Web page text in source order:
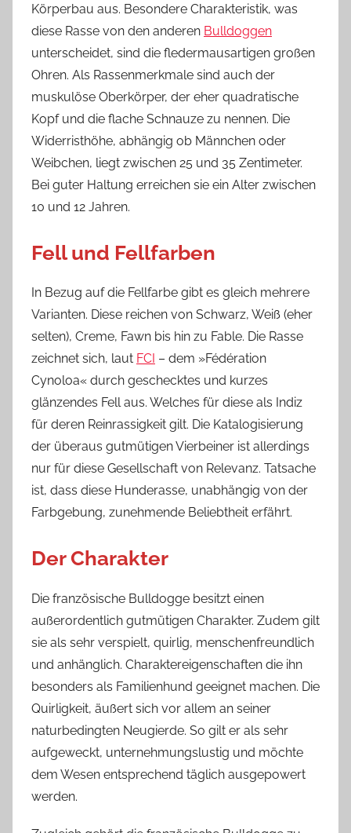
Körperbau aus. Besondere Charakteristik, was
diese Rasse von den anderen Bulldoggen
unterscheidet, sind die fledermausartigen großen
Ohren. Als Rassenmerkmale sind auch der
muskulöse Oberkörper, der eher quadratische
Kopf und die flache Schnauze zu nennen. Die
Widerristhöhe, abhängig ob Männchen oder
Weibchen, liegt zwischen 25 und 35 Zentimeter.
Bei guter Haltung erreichen sie ein Alter zwischen
10 und 12 Jahren.
Fell und Fellfarben
In Bezug auf die Fellfarbe gibt es gleich mehrere
Varianten. Diese reichen von Schwarz, Weiß (eher
selten), Creme, Fawn bis hin zu Fable. Die Rasse
zeichnet sich, laut FCI – dem »Fédération
Cynoloa« durch geschecktes und kurzes
glänzendes Fell aus. Welches für diese als Indiz
für deren Reinrassigkeit gilt. Die Katalogisierung
der überaus gutmütigen Vierbeiner ist allerdings
nur für diese Gesellschaft von Relevanz. Tatsache
ist, dass diese Hunderasse, unabhängig von der
Farbgebung, zunehmende Beliebtheit erfährt.
Der Charakter
Die französische Bulldogge besitzt einen
außerordentlich gutmütigen Charakter. Zudem gilt
sie als sehr verspielt, quirlig, menschenfreundlich
und anhänglich. Charaktereigenschaften die ihn
besonders als Familienhund geeignet machen. Die
Quirligkeit, äußert sich vor allem an seiner
naturbedingten Neugierde. So gilt er als sehr
aufgeweckt, unternehmungslustig und möchte
dem Wesen entsprechend täglich ausgepowert
werden.